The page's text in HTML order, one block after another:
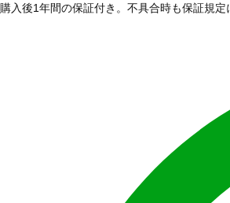
購入後1年間の保証付き。不具合時も保証規